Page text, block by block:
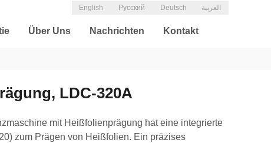
English Русский Deutsch العربية
Über Uns Nachrichten Kontakt
LDC-320A
mit Heißfolienprägung hat eine integrierte
zum Prägen von Heißfolien. Ein präzises